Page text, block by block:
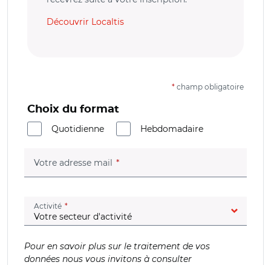
Découvrir Localtis
* champ obligatoire
Choix du format
Quotidienne
Hebdomadaire
Votre adresse mail (champ obligatoire)
Activité (champ obligatoire)
Pour en savoir plus sur le traitement de vos
données nous vous invitons à consulter